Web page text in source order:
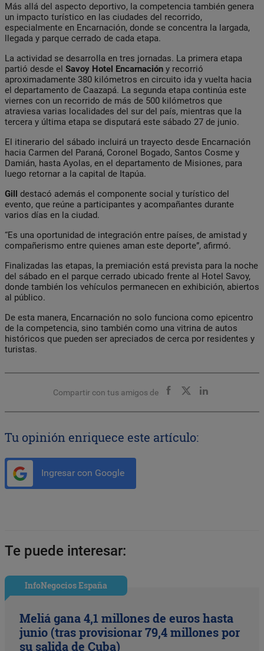
Más allá del aspecto deportivo, la competencia también genera
un impacto turístico en las ciudades del recorrido,
especialmente en Encarnación, donde se concentra la largada,
llegada y parque cerrado de cada etapa.
La actividad se desarrolla en tres jornadas. La primera etapa
partió desde el Savoy Hotel Encarnación y recorrió
aproximadamente 380 kilómetros en circuito ida y vuelta hacia
el departamento de Caazapá. La segunda etapa continúa este
viernes con un recorrido de más de 500 kilómetros que
atraviesa varias localidades del sur del país, mientras que la
tercera y última etapa se disputará este sábado 27 de junio.
El itinerario del sábado incluirá un trayecto desde Encarnación
hacia Carmen del Paraná, Coronel Bogado, Santos Cosme y
Damián, hasta Ayolas, en el departamento de Misiones, para
luego retornar a la capital de Itapúa.
Gill destacó además el componente social y turístico del
evento, que reúne a participantes y acompañantes durante
varios días en la ciudad.
“Es una oportunidad de integración entre países, de amistad y
compañerismo entre quienes aman este deporte”, afirmó.
Finalizadas las etapas, la premiación está prevista para la noche
del sábado en el parque cerrado ubicado frente al Hotel Savoy,
donde también los vehículos permanecen en exhibición, abiertos
al público.
De esta manera, Encarnación no solo funciona como epicentro
de la competencia, sino también como una vitrina de autos
históricos que pueden ser apreciados de cerca por residentes y
turistas.
Compartir con tus amigos de
Tu opinión enriquece este artículo:
Ingresar con Google
Te puede interesar:
InfoNegocios España
Meliá gana 4,1 millones de euros hasta
junio (tras provisionar 79,4 millones por
su salida de Cuba)